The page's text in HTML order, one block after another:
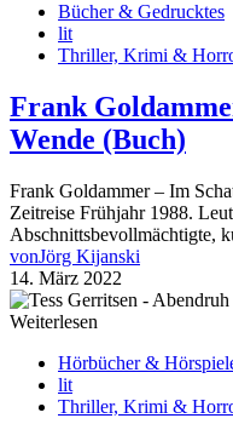
Bücher & Gedrucktes
lit
Thriller, Krimi &
Frank
Wende (Buch)
Frank Goldammer – Im
Zeitreise Frühjahr 1988.
Abschnittsbevollmächtigte,
vonJörg Kijanski
14. März 2022
Weiterlesen
Hörbücher &
lit
Thriller, Krimi &